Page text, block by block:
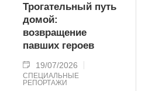
Трогательный путь
домой:
возвращение
павших героев
19/07/2026
СПЕЦИАЛЬНЫЕ
РЕПОРТАЖИ